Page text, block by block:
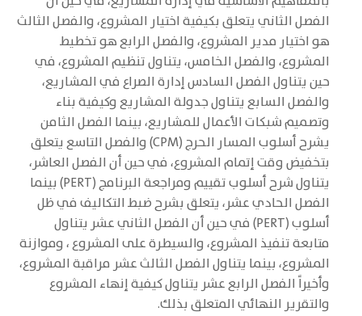
الفصل الثاني يتعلق بكيفية اختيار المشروع، والفصل الثالث
هو اختيار مدير المشروع، والفصل الرابع هو تخطيط
المشروع، والفصل الخامس، يتناول تنظيم المشروع، في
حين يتناول الفصل السادس إدارة الصراع في المشاريع،
والفصل السابع يتناول جدولة المشاريع وكيفية بناء
وتصميم شبكات الأعمال للمشاريع، بينما الفصل الثامن
يشرح أسلوب المسار الحرج (CPM) والفصل التاسع يتعلق
بتخفيض وقت إتمام المشروع، في حين أن الفصل العاشر،
يتناول شرح أسلوب تقييم ومراجعة البرنامج (PERT) بينما
الفصل الحادي عشر، يتعلق بشرح ضبط التكاليف في ظل
أسلوب (PERT) في حين أن الفصل الثاني عشر يتناول
متابعة تنفيذ المشروع، والسيطرة على المشروع ، وموازنة
المشروع، بينما يتناول الفصل الثالث عشر مراقبة المشروع،
وأخيراً الفصل الرابع عشر يتناول كيفية إنهاء المشروع
والتقرير النهائي المتعلق بذلك.